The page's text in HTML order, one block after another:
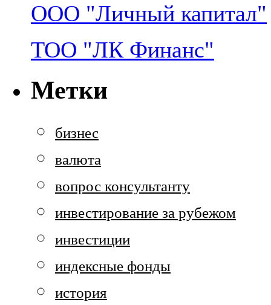
ООО "Личный капитал"
ТОО "ЛК Финанс"
Метки
бизнес
валюта
вопрос консультанту
инвестирование за рубежом
инвестиции
индексные фонды
история